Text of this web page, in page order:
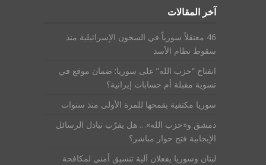
آخر المقالات
46 معتقلاً سورياً في السجون الإسرائيلية منذ
سقوط نظام الأسد
انفتاح “حزب الله” على سوريا: ضمان موقع في
تسوية مقبلة أم حسابات إيرانية؟
سوريا مكتفية بقمحها للمرة الأولى منذ سنوات
دمشق و«حزب الله»… هل يقرّب تبادل الرسائل
الإيجابية فتح حوار مباشر؟
لبنان وسوريا يفعلان آلية تنسيق أمني لمكافحة